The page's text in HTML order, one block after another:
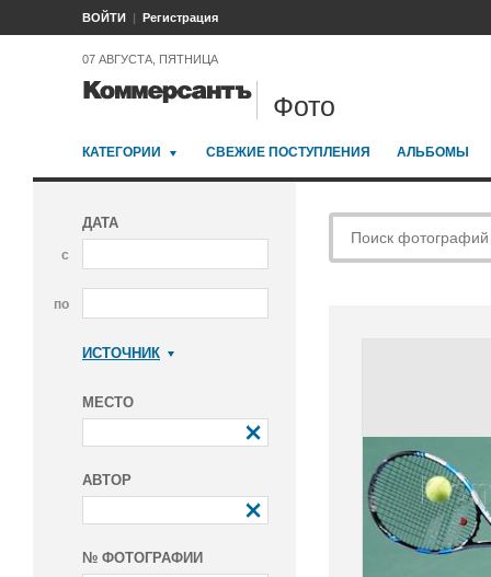
ВОЙТИ Регистрация
07 АВГУСТА, ПЯТНИЦА
Фото
КАТЕГОРИИ СВЕЖИЕ ПОСТУПЛЕНИЯ АЛЬБОМЫ
ДАТА
с
по
ИСТОЧНИК
МЕСТО
АВТОР
№ ФОТОГРАФИИ